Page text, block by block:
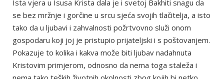
Ista vjera u Isusa Krista dala je i svetoj Bakhiti snagu da
se bez mržnje i gorčine u srcu sjeća svojih tlačitelja, a isto
tako da u ljubavi i zahvalnosti požrtvovno služi onom
gospodaru koji joj je pristupio prijateljski i s poštovanjem.
Pokazuje to kolika i kakva može biti ljubav nadahnuta
Kristovim primjerom, odnosno da nema toga staleža i